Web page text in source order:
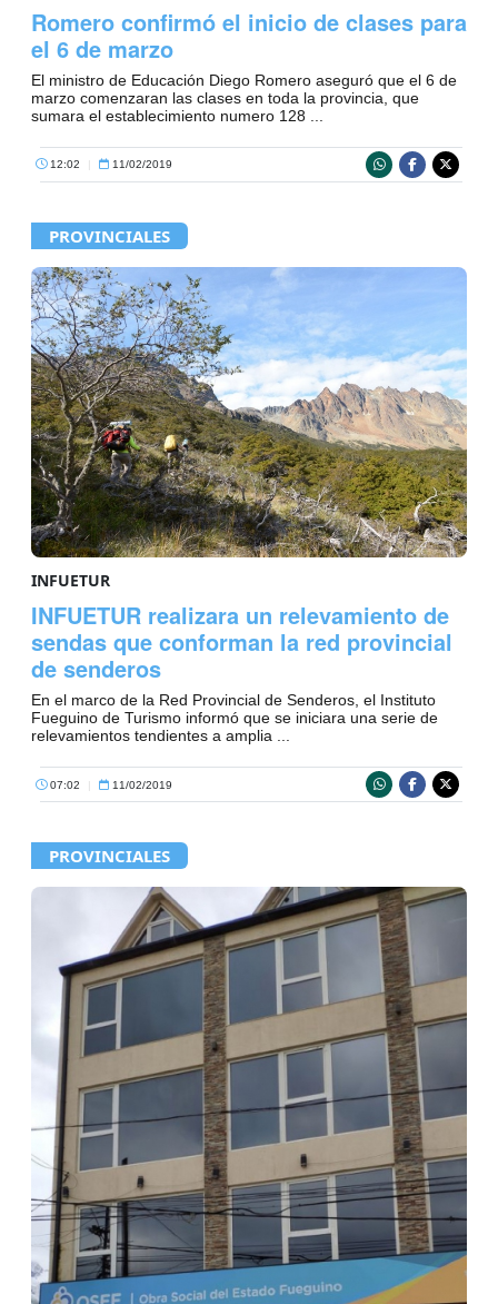
Romero confirmó el inicio de clases para
el 6 de marzo
El ministro de Educación Diego Romero aseguró que el 6 de
marzo comenzaran las clases en toda la provincia, que
sumara el establecimiento numero 128 ...
12:02 | 11/02/2019
PROVINCIALES
INFUETUR
INFUETUR realizara un relevamiento de
sendas que conforman la red provincial
de senderos
En el marco de la Red Provincial de Senderos, el Instituto
Fueguino de Turismo informó que se iniciara una serie de
relevamientos tendientes a amplia ...
07:02 | 11/02/2019
PROVINCIALES